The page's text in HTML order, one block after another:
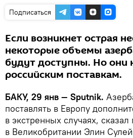
Подписаться
Если возникнет острая
некоторые объемы
будут доступны. Но они
российским поставкам.
БАКУ, 29 янв — Sputnik.
поставлять в Европу
в экстренных случаях,
в Великобритании Элин